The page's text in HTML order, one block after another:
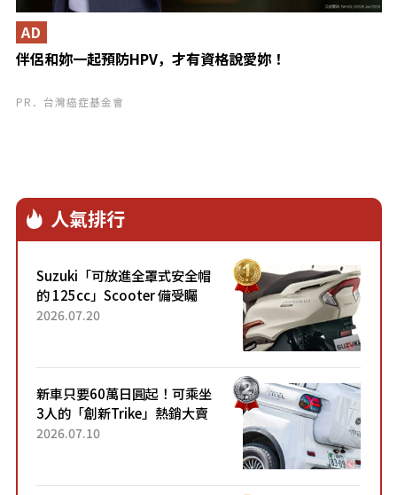
伴侶和妳一起預防HPV，才有資格說愛妳！
AD
PR．台灣癌症基金會
人氣排行
Suzuki「可放進全罩式安全帽
的 125cc」Scooter 備受矚
目！採用全新流線設計與各項
2026.07.20
新車只要60萬日圓起！可乘坐
3人的「創新Trike」熱銷大賣
成為人氣車款！「養車成本真
2026.07.10